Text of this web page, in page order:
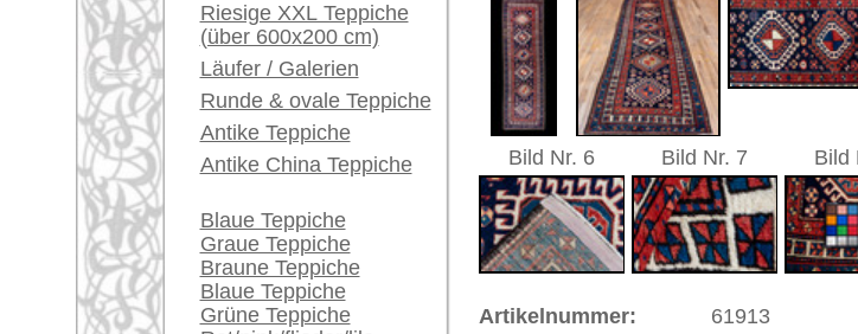
Info Center
Häufige Fragen (FAQ)
AGB
Bestellvorgang
Lieferung und Zahlung
Widerrufsrecht
Datenschutz
Der Flor dieses Teppichs besteht aus Wolle
Dieser Teppich ist trotz seines Alters in gutem Zustand.
Preis (inkl. MwSt.): € 3.400
Voraussichtliche Lieferzeit:
4 - 8 Werktage
in Warenkorb
Dies ist ein Nomaden-Teppich.Das Wort "Nomade" ist abgeleitet vom griechischen
"nemein" = weiden. Nomaden sind wandernde Völker, Hirten, Viehzüchter oder Jäger.
dünn besiedelten Gebieten Asiens und Nordafrikas ziehen sie mit ihren Herden, dem
gesamten Hausrat und Zelten zu immer neuen Weideplätzen. Mehrere Staaten
bereits mit unterschiedlichem Erfolg sesshaft zu machen. Meist sind es die Frauen
Stämme, die mit ihren Knüpfarbeiten wesentlich zum Lebensunterhalt der Familie